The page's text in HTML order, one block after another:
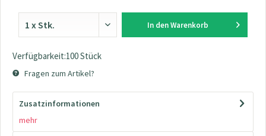
In den Warenkorb
Verfügbarkeit:100 Stück
Fragen zum Artikel?
Zusatzinformationen
mehr